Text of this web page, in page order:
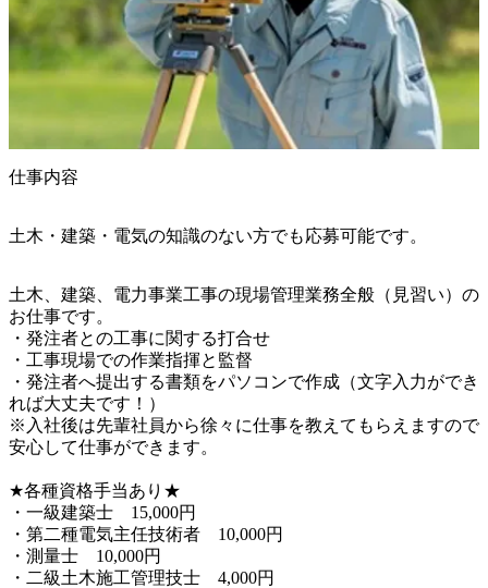
仕事内容
土木・建築・電気の知識のない方でも応募可能です。
土木、建築、電力事業工事の現場管理業務全般（見習い）の
お仕事です。
・発注者との工事に関する打合せ
・工事現場での作業指揮と監督
・発注者へ提出する書類をパソコンで作成（文字入力ができ
れば大丈夫です！）
※入社後は先輩社員から徐々に仕事を教えてもらえますので
安心して仕事ができます。
★各種資格手当あり★
・一級建築士　15,000円
・第二種電気主任技術者　10,000円
・測量士　10,000円
・二級土木施工管理技士　4,000円